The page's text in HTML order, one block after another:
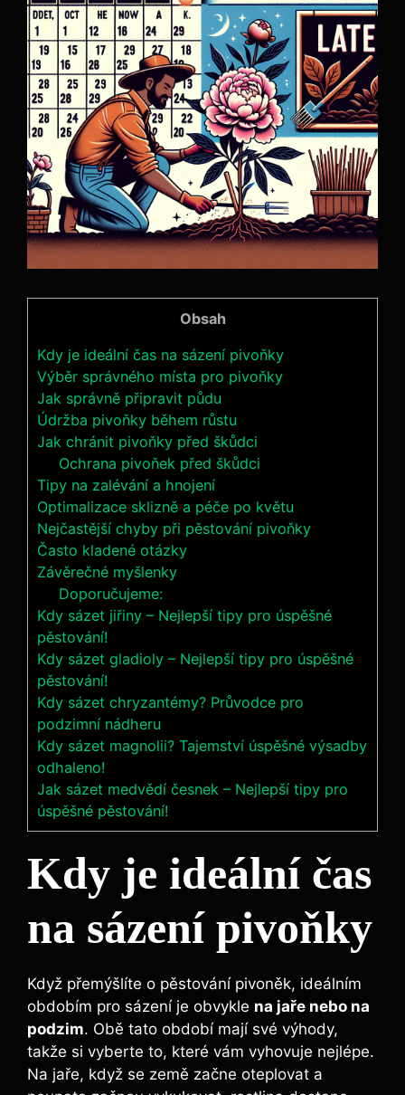
Obsah
Kdy je ideální čas⁤ na sázení pivoňky
Výběr správného místa pro⁤ pivoňky
Jak správně připravit půdu
Údržba pivoňky během růstu
Jak ⁣chránit pivoňky před škůdci
Ochrana pivoňek ​před škůdci
Tipy na zalévání a hnojení
Optimalizace sklizně a péče⁤ po květu
Nejčastější ⁤chyby při pěstování pivoňky
Často kladené otázky
Závěrečné myšlenky
Doporučujeme:
Kdy sázet jiřiny – Nejlepší tipy pro úspěšné
pěstování!
Kdy sázet gladioly – Nejlepší tipy pro úspěšné
pěstování!
Kdy sázet chryzantémy? Průvodce pro
podzimní nádheru
Kdy sázet magnolii? Tajemství úspěšné výsadby
odhaleno!
Jak sázet medvědí česnek – Nejlepší tipy pro
úspěšné pěstování!
Kdy je ideální čas⁤
na sázení pivoňky
Když přemýšlíte o pěstování pivoněk, ideálním
obdobím pro sázení ‌je obvykle na jaře nebo na
podzim. Obě tato období mají své výhody,
takže⁣ si vyberte to, které⁤ vám vyhovuje ​nejlépe.
⁣Na jaře,‌ když se země⁢ začne oteplovat ⁢a